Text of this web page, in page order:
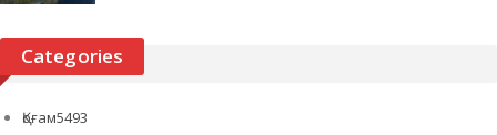
Categories
Қоғам5493